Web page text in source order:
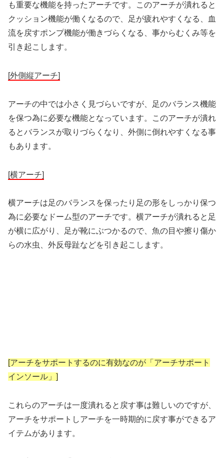
も重要な機能を持ったアーチです。このアーチが潰れると
クッション機能が働くなるので、足が疲れやすくなる、血
流を戻すポンプ機能が働きづらくなる、事からむくみ等を
引き起こします。
[外側縦アーチ]
アーチの中では小さく見づらいですが、足のバランス機能
を保つ為に必要な機能となっています。このアーチが潰れ
るとバランスが取りづらくなり、外側に倒れやすくなる事
もあります。
[横アーチ]
横アーチは足のバランスを保ったり足の形をしっかり保つ
為に必要なドーム型のアーチです。横アーチが潰れると足
が横に広がり、足が靴にぶつかるので、魚の目や擦り傷か
らの水虫、外反母趾などを引き起こします。
[アーチをサポートするのに有効なのが「アーチサポート
インソール」]
これらのアーチは一度潰れると戻す事は難しいのですが、
アーチをサポートしアーチを一時期的に戻す事ができるア
イテムがあります。